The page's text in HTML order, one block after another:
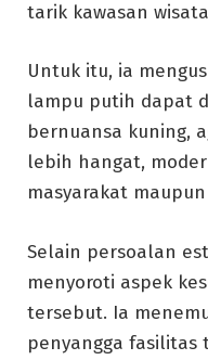
tarik kawasan
Untuk itu, ia
lampu putih dapat
bernuansa kuning,
lebih hangat,
masyarakat
Selain persoalan
menyoroti aspek
tersebut. Ia
penyangga